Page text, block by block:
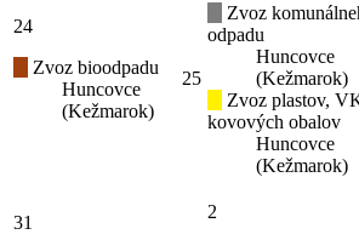
24
Zvoz bioodpadu
Huncovce
(Kežmarok)
25
Zvoz
odpadu
Huncovce
(Kežmarok)
Zvoz plastov,
kovových obalov
Huncovce
(Kežmarok)
31
2